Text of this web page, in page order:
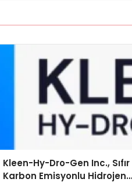
Kleen-Hy-Dro-Gen Inc., Sıfır
Karbon Emisyonlu Hidrojen